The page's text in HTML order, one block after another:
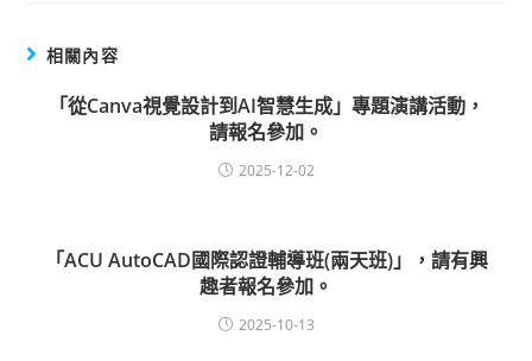
相關內容
「從Canva視覺設計到AI智慧生成」專題演講活動，
請報名參加。
2025-12-02
「ACU AutoCAD國際認證輔導班(兩天班)」，請有興
趣者報名參加。
2025-10-13